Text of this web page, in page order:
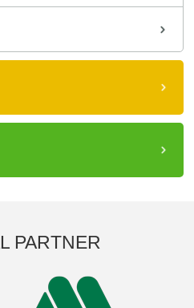
PARTNER